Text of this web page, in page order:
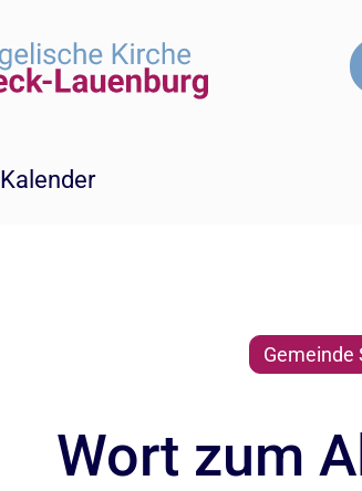
Kalender
Gemeinde
Wort zum